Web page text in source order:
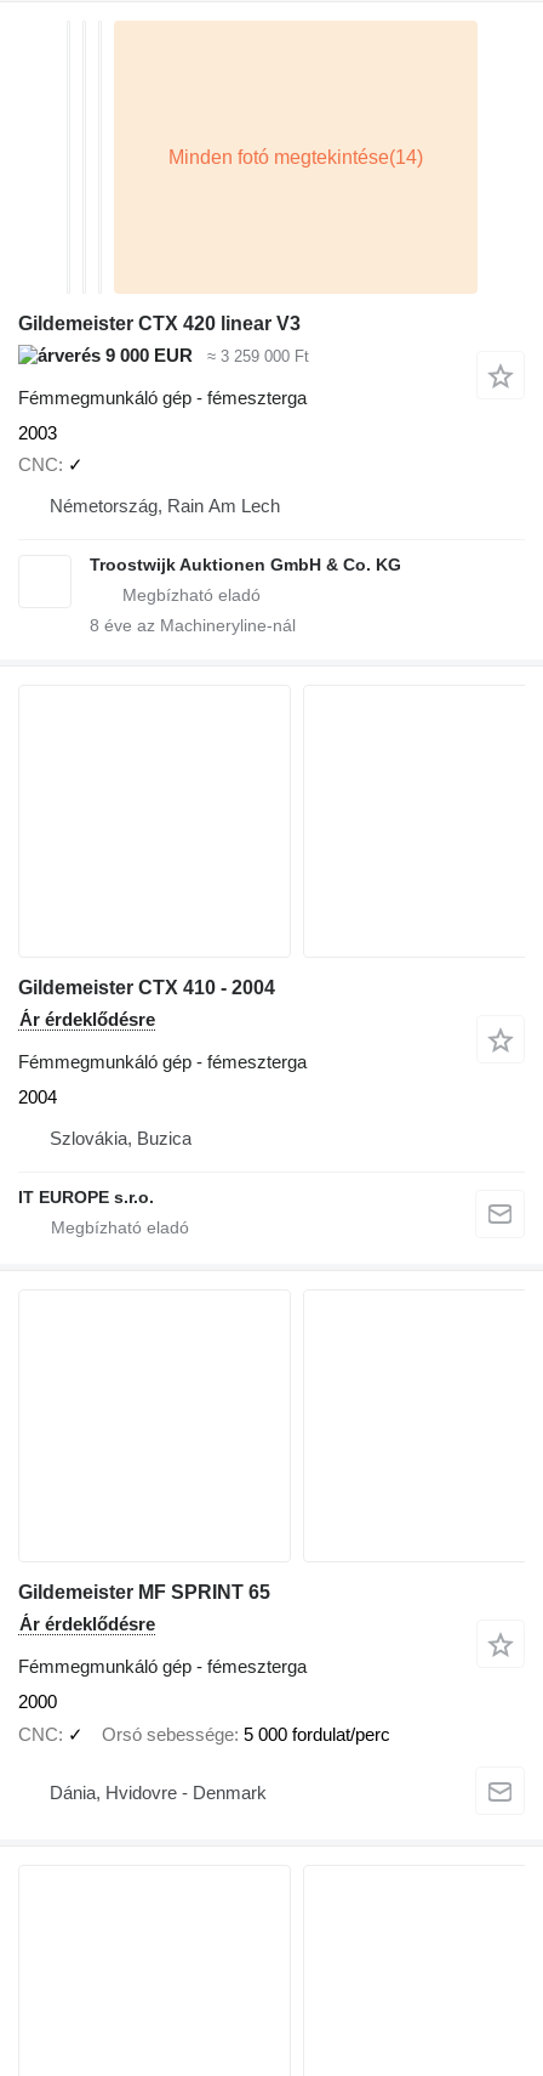
Gildemeister CTX 420 linear V3
9 000 EUR
≈ 3 259 000 Ft
Fémmegmunkáló gép - fémeszterga
2003
CNC
✓
Németország, Rain Am Lech
Troostwijk Auktionen GmbH & Co. KG
8 éve az Machineryline-nál
Gildemeister CTX 410 - 2004
Ár érdeklődésre
Fémmegmunkáló gép - fémeszterga
2004
Szlovákia, Buzica
IT EUROPE s.r.o.
Gildemeister MF SPRINT 65
Ár érdeklődésre
Fémmegmunkáló gép - fémeszterga
2000
CNC
✓ Orsó sebessége 5 000 fordulat/perc
Dánia, Hvidovre - Denmark